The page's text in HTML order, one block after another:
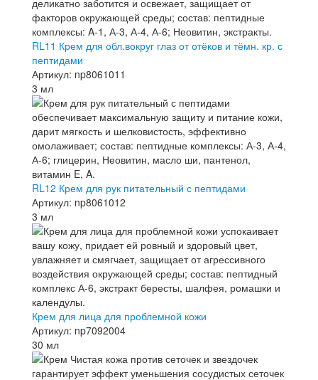
RL11 Крем для обл.вокруг глаз от отёков и тёмн. кр. с
пептидами
Артикул: np8061011
3 мл
RL12 Крем для рук питательный с пептидами
Артикул: np8061012
3 мл
Крем для лица для проблемной кожи
Артикул: np7092004
30 мл